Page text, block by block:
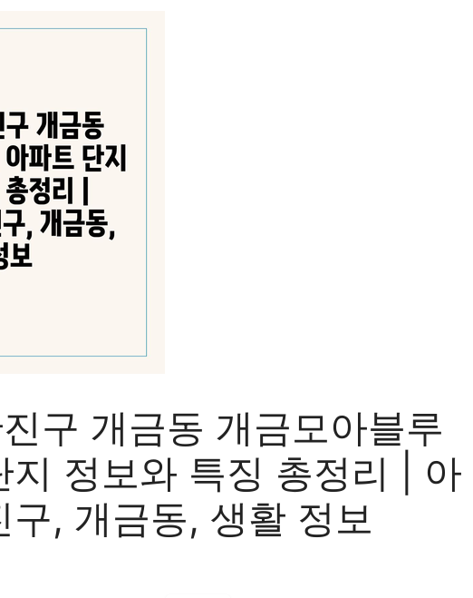
구 개금동 개금모아블루
지 정보와 특징 총정리 | 아
구, 개금동, 생활 정보